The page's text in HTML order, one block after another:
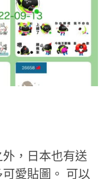
，日本也有送
愛貼圖。 可以